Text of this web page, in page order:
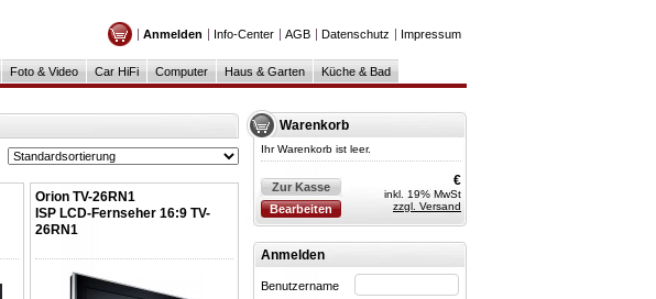
Anmelden Info-Center AGB Datenschutz Impressum
Foto & Video Car HiFi Computer Haus & Garten Küche & Bad
Orion TV-26RN1
ISP LCD-Fernseher 16:9 TV-
26RN1
Warenkorb
Ihr Warenkorb ist leer.
€
inkl. 19% MwSt
zzgl. Versand
Zur Kasse
Bearbeiten
Anmelden
Benutzername